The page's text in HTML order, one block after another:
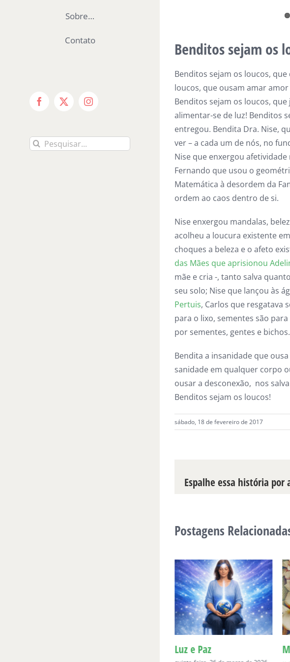
Sobre…
Contato
Facebook
X Instagram
Buscar
Benditos sejam os
Benditos sejam os loucos,
loucos, que ousam amar
Benditos sejam os loucos,
alimentar-se de luz! Benditos
entregou. Bendita Dra. Nise,
ver – a cada um de nós, no
Nise que enxergou afetividade
Fernando que usou o
Matemática à desordem da
ordem ao caos dentro de si.
Nise enxergou mandalas,
acolheu a loucura existente
choques a beleza e o afeto
das Mães que aprisionou
mãe e cria -, tanto salva
seu solo; Nise que lançou às
Pertuis, Carlos que resgatava
para o lixo, sementes são
por sementes, gentes e bichos.
Bendita a insanidade que
sanidade em qualquer corpo
ousar a desconexão, nos
Benditos sejam os loucos!
sábado, 18 de fevereiro de 2017
Espalhe essa história por
Postagens
Luz e Paz